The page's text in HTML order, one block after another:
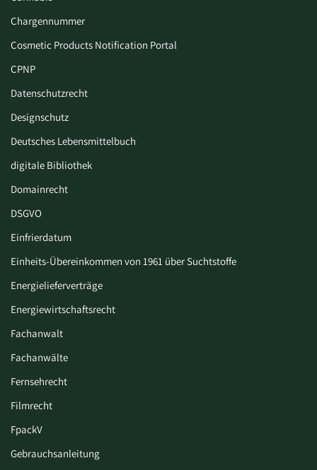
Chargennummer
Cosmetic Products Notification Portal
CPNP
Datenschutzrecht
Designschutz
Deutsches Lebensmittelbuch
digitale Bibliothek
Domainrecht
DSGVO
Einfrierdatum
Einheits-Übereinkommen von 1961 über Suchtstoffe
Energielieferverträge
Energiewirtschaftsrecht
Fachanwalt
Fachanwälte
Fernsehrecht
Filmrecht
FpackV
Gebrauchsanleitung